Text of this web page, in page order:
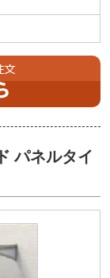
パネルタイ